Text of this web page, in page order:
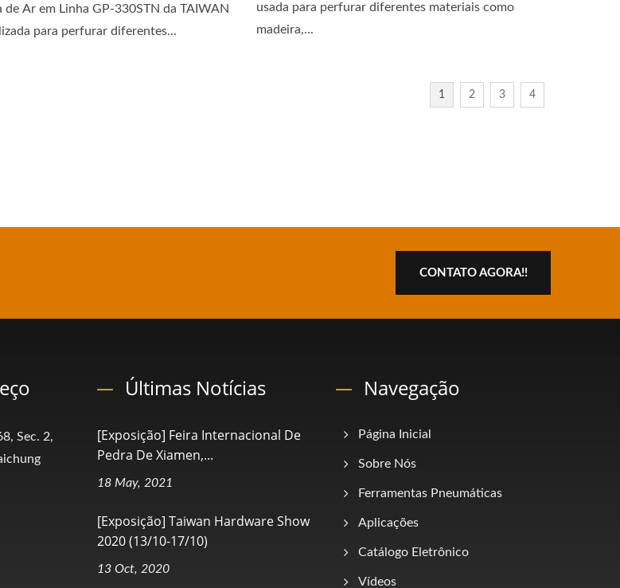
de Ar em Linha GP-330STN da TAIWAN
para perfurar diferentes...
usada para perfurar diferentes materiais como
madeira,...
1 2 3 4
CONTATO AGORA!!
Sec. 2,
Últimas Notícias
[Exposição] Feira Internacional De
Pedra De Xiamen,...
18 May, 2021
[Exposição] Taiwan Hardware Show
2020 (13/10-17/10)
13 Oct, 2020
Navegação
Página Inicial
Sobre Nós
Ferramentas Pneumáticas
Aplicações
Catálogo Eletrônico
Vídeos